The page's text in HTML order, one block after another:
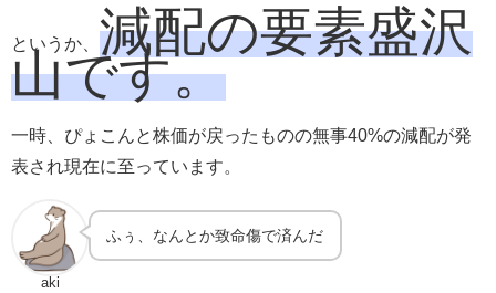
というか、 減配の要素盛沢
山です。
一時、ぴょこんと株価が戻ったものの無事40%の減配が発
表され現在に至っています。
aki
ふぅ、なんとか致命傷で済んだ